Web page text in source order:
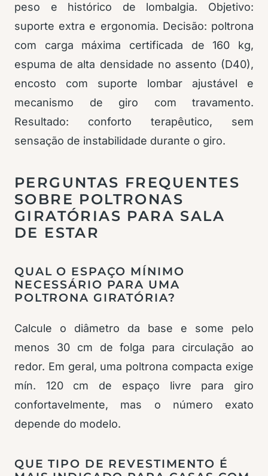
peso e histórico de lombalgia. Objetivo:
suporte extra e ergonomia. Decisão: poltrona
com carga máxima certificada de 160 kg,
espuma de alta densidade no assento (D40),
encosto com suporte lombar ajustável e
mecanismo de giro com travamento.
Resultado: conforto terapêutico, sem
sensação de instabilidade durante o giro.
PERGUNTAS FREQUENTES
SOBRE POLTRONAS
GIRATÓRIAS PARA SALA
DE ESTAR
QUAL O ESPAÇO MÍNIMO
NECESSÁRIO PARA UMA
POLTRONA GIRATÓRIA?
Calcule o diâmetro da base e some pelo
menos 30 cm de folga para circulação ao
redor. Em geral, uma poltrona compacta exige
mín. 120 cm de espaço livre para giro
confortavelmente, mas o número exato
depende do modelo.
QUE TIPO DE REVESTIMENTO É